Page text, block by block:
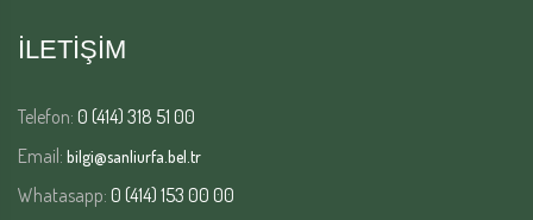
İLETİŞİM
Telefon: 0 (414) 318 51 00
Email: bilgi@sanliurfa.bel.tr
Whatasapp: 0 (414) 153 00 00